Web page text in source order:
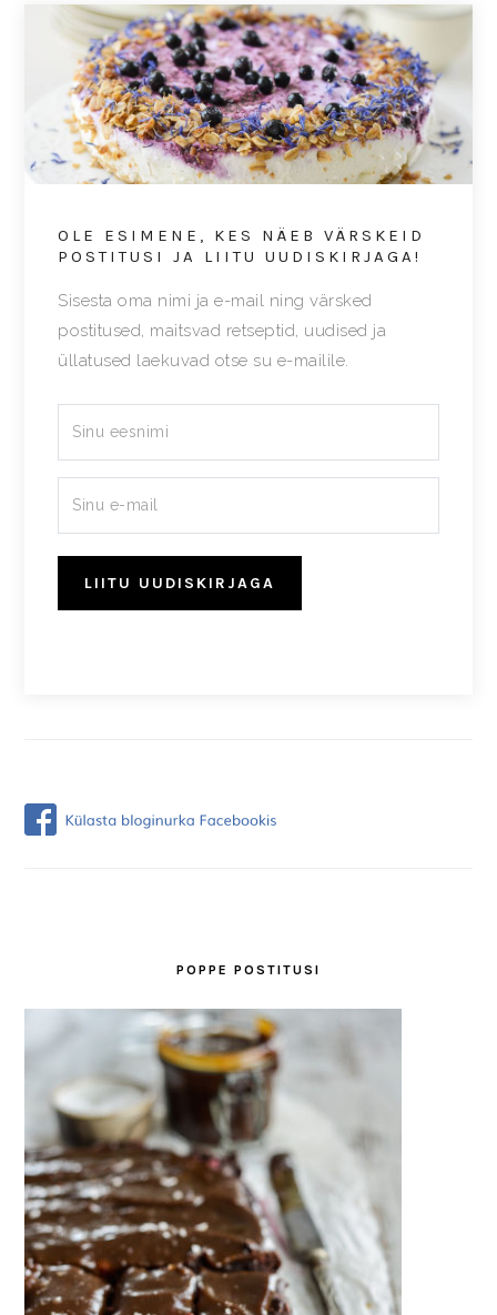
OLE ESIMENE, KES NÄEB VÄRSKEID
POSTITUSI JA LIITU UUDISKIRJAGA!
Sisesta oma nimi ja e-mail ning värsked
postitused, maitsvad retseptid, uudised ja
üllatused laekuvad otse su e-mailile.
LIITU UUDISKIRJAGA
POPPE POSTITUSI